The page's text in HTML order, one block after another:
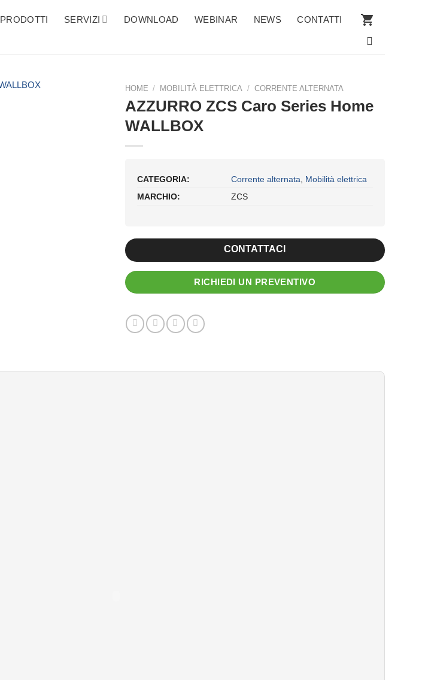
PRODOTTI SERVIZI DOWNLOAD WEBINAR NEWS CONTATTI
HOME / MOBILITÀ ELETTRICA / CORRENTE ALTERNATA
AZZURRO ZCS Caro Series Home
WALLBOX
CATEGORIA: Corrente alternata, Mobilità elettrica
MARCHIO:
ZCS
CONTATTACI
RICHIEDI UN PREVENTIVO